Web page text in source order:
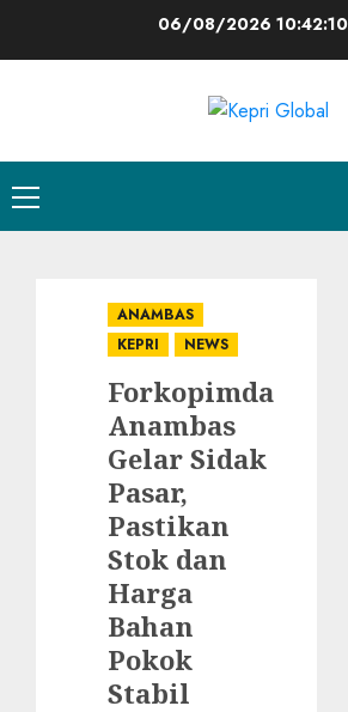
06/08/2026
Primary
Menu
ANAMBAS
KEPRI
NEWS
Forkopimda
Anambas
Gelar Sidak
Pasar,
Pastikan
Stok dan
Harga
Bahan
Pokok
Stabil